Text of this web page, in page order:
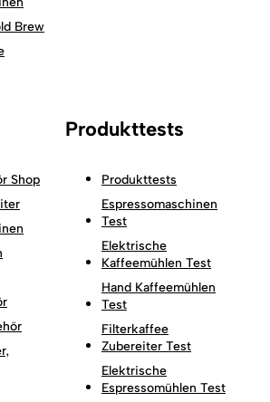
Brew
Shop
Produkttests
Produkttests
Espressomaschinen
Test
Elektrische
Kaffeemühlen Test
Hand Kaffeemühlen
Test
Filterkaffee
Zubereiter Test
Elektrische
Espressomühlen Test